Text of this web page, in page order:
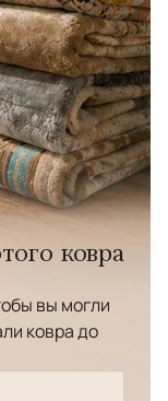
ковра
вы могли
ковра до